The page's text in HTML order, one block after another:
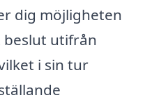
dig möjligheten
utifrån
i sin tur